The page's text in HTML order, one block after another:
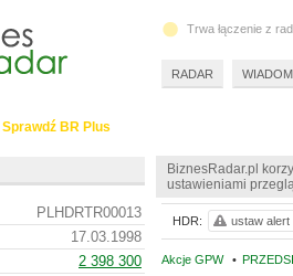
BiznesRadar.pl
ustawieniami
Akcje GPW •
HDR: ustaw alert
Sprawdź BR Plus
PLHDRTR00013
17.03.1998
2 398 300
Trwa łączenie z
RADAR